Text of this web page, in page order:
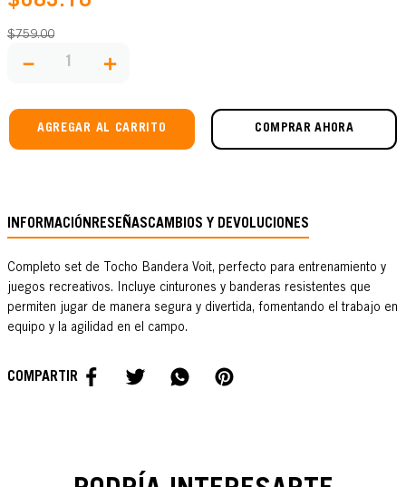
$759.00
＋
－
AGREGAR AL CARRITO COMPRAR AHORA
INFORMACIÓNRESEÑASCAMBIOS Y DEVOLUCIONES
Completo set de Tocho Bandera Voit, perfecto para entrenamiento y
juegos recreativos. Incluye cinturones y banderas resistentes que
permiten jugar de manera segura y divertida, fomentando el trabajo en
equipo y la agilidad en el campo.